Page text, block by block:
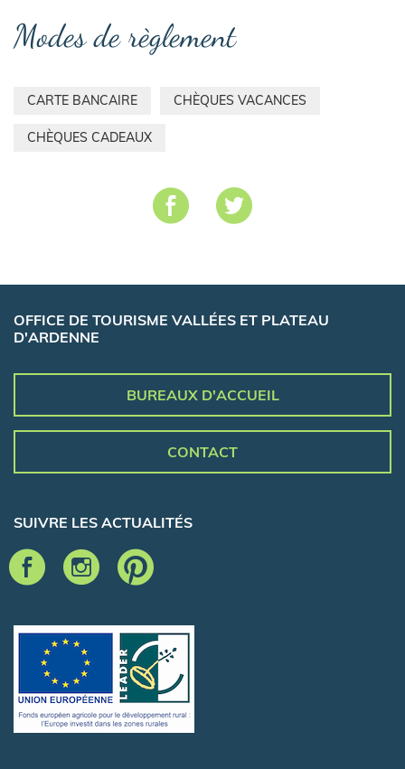
Modes de règlement
CARTE BANCAIRE CHÈQUES VACANCES
CHÈQUES CADEAUX
OFFICE DE TOURISME VALLÉES ET PLATEAU
D'ARDENNE
BUREAUX D'ACCUEIL
CONTACT
SUIVRE LES ACTUALITÉS